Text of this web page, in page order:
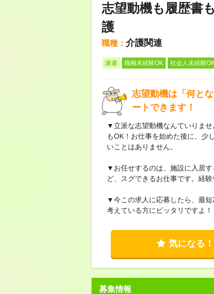
志望動機も履歴書
護
職種： 介護関連
派遣 職種未経験OK 社会人未経験OK
志望動機は「何と
ートできます！
▼立派な志望動機なんていりま
もOK！お仕事を始めた後に、少
いことはありません。
▼お任せするのは、施設に入居
ど、スグできるお仕事です。経
▼今この求人に応募したら、最
考えている方にピッタリですよ！
気になる！
募集情報